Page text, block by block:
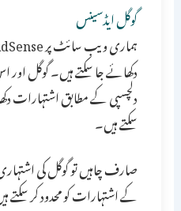
گوگل ایڈسینس
دکھائے جا سکتے ہیں۔ گوگل
دلچسپی کے مطابق اشتہارات
سکتے ہیں۔
صارف چاہیں تو گوگل کی
کے اشتہارات کو محدود کر سکتے